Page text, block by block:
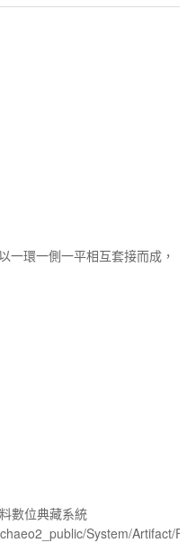
一環一側一平相互套接而成，
數位典藏系統
System/Artifact/